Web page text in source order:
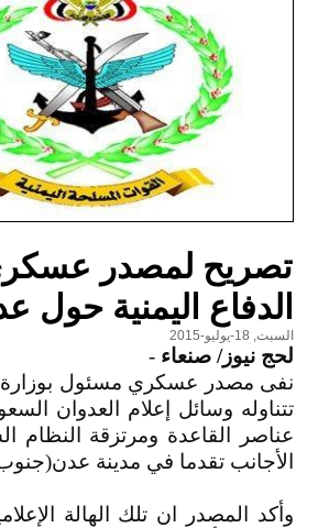
تصريح لمصدر
الدفاع اليمنية حول
السبت, 18-يوليو-2015
لحج نيوز/ صنعاء -
نفى مصدر عسكري مسئول بوزارة
تتناوله وسائل إعلام العدوان
عناصر القاعدة ومرتزقة النظام
الأجانب تقدما في مدينة
وأكد المصدر ان تلك الهالة